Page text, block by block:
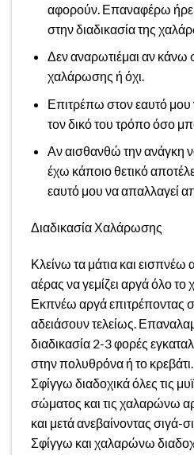
αφορούν. Επαναφέρω
στην διαδικασία της
Δεν αναρωτιέμαι αν
χαλάρωσης ή όχι.
Επιτρέπω στον εαυτό μου
τον δικό του τρόπο όσο
Αν αισθανθώ την ανάγκη
έχω κάποιο θετικό
εαυτό μου να απαλλαγεί
Διαδικασία Χαλάρωσης
Κλείνω τα μάτια και εισπνέω
αέρας να γεμίζει αργά όλο
Εκπνέω αργά επιτρέποντας
αδειάσουν τελείως.
διαδικασία 2-3 φορές
στην πολυθρόνα ή το κρεβάτι.
Σφίγγω διαδοχικά όλες τις
σώματος και τις χαλαρώνω
και μετά ανεβαίνοντας σιγά-
Σφίγγω και χαλαρώνω